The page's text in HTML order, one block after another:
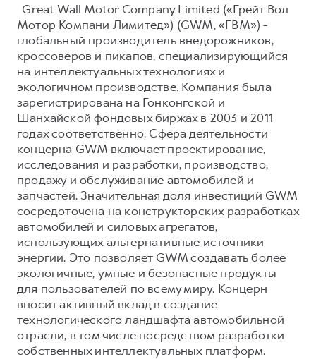
Great Wall Motor Company Limited («Грейт Вол
Мотор Компани Лимитед») (GWM, «ГВМ») -
глобальный производитель внедорожников,
кроссоверов и пикапов, специализирующийся
на интеллектуальных технологиях и
экологичном производстве. Компания была
зарегистрирована на Гонконгской и
Шанхайской фондовых биржах в 2003 и 2011
годах соответственно. Сфера деятельности
концерна GWM включает проектирование,
исследования и разработки, производство,
продажу и обслуживание автомобилей и
запчастей. Значительная доля инвестиций GWM
сосредоточена на конструкторских разработках
автомобилей и силовых агрегатов,
использующих альтернативные источники
энергии. Это позволяет GWM создавать более
экологичные, умные и безопасные продукты
для пользователей по всему миру. Концерн
вносит активный вклад в создание
технологического ландшафта автомобильной
отрасли, в том числе посредством разработки
собственных интеллектуальных платформ.